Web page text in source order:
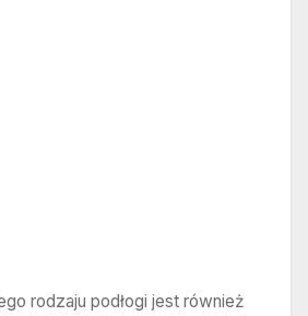
rodzaju podłogi jest również